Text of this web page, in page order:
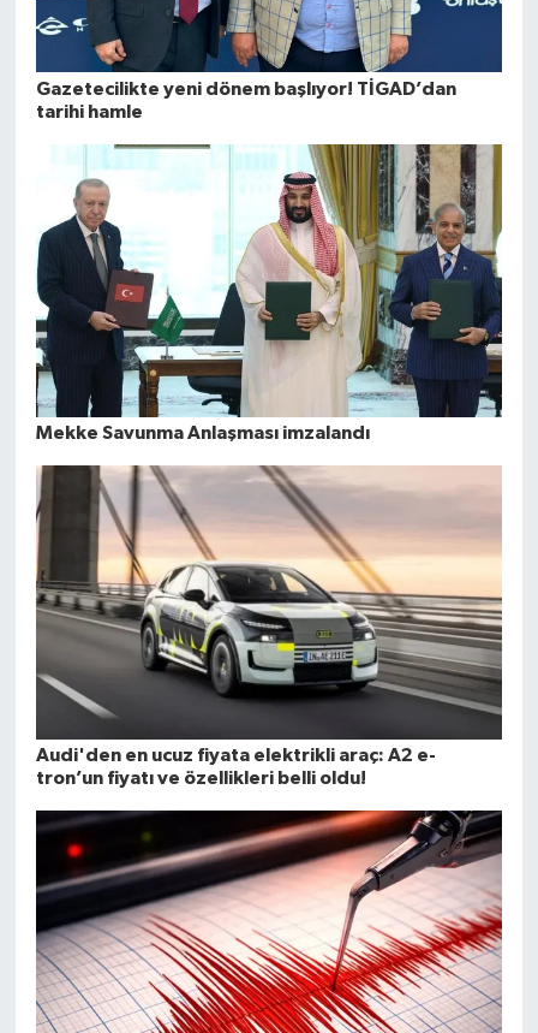
Gazetecilikte yeni dönem başlıyor! TİGAD’dan
tarihi hamle
Mekke Savunma Anlaşması imzalandı
Audi'den en ucuz fiyata elektrikli araç: A2 e-
tron’un fiyatı ve özellikleri belli oldu!